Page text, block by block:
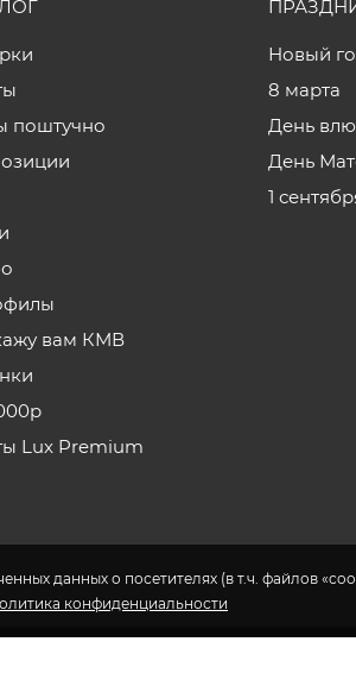
данных о посетителях (в т.ч. файлов
конфиденциальности
поштучно
вам КМВ
Lux Premium
Новый
8 марта
День
День
1